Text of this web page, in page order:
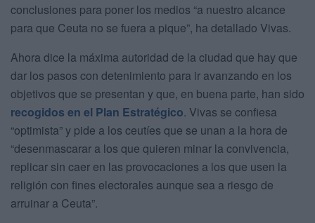
conclusiones para poner los medios “a nuestro alcance
para que Ceuta no se fuera a pique”, ha detallado Vivas.
Ahora dice la máxima autoridad de la ciudad que hay que
dar los pasos con detenimiento para ir avanzando en los
objetivos que se presentan y que, en buena parte, han sido
recogidos en el Plan Estratégico. Vivas se confiesa
“optimista” y pide a los ceutíes que se unan a la hora de
“desenmascarar a los que quieren minar la convivencia,
replicar sin caer en las provocaciones a los que usen la
religión con fines electorales aunque sea a riesgo de
arruinar a Ceuta”.